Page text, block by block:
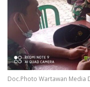
Doc.Photo Wartawan Media